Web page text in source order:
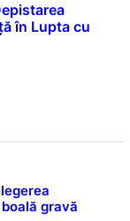
în Lupta cu
gravă